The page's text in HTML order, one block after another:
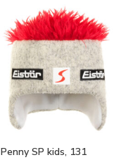
Penny SP kids, 131